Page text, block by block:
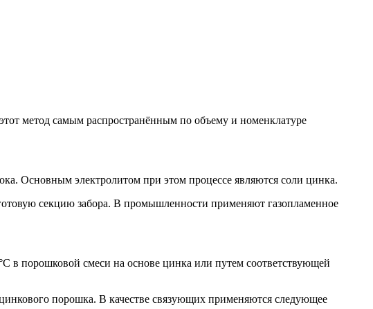
метод самым распространённым по объему и номенклатуре
Основным электролитом при этом процессе являются соли цинка.
секцию забора. В промышленности применяют газопламенное
в порошковой смеси на основе цинка или путем соответствующей
порошка. В качестве связующих применяются следующее